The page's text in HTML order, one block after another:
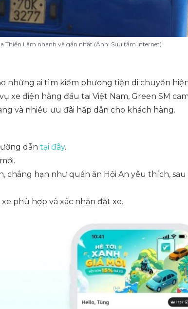
Thiền Lâm nhanh và gần nhất (Ảnh: Sưu tầm Internet)
những ai tìm kiếm phương tiện di chuyển
xe điện hàng đầu tại Việt Nam, Green SM
và nhiều ưu đãi hấp dẫn cho khách hàng.
dẫn tại đây.
chẳng hạn như quán ăn Hội An yêu thích, sau
phù hợp và xác nhận đặt xe.